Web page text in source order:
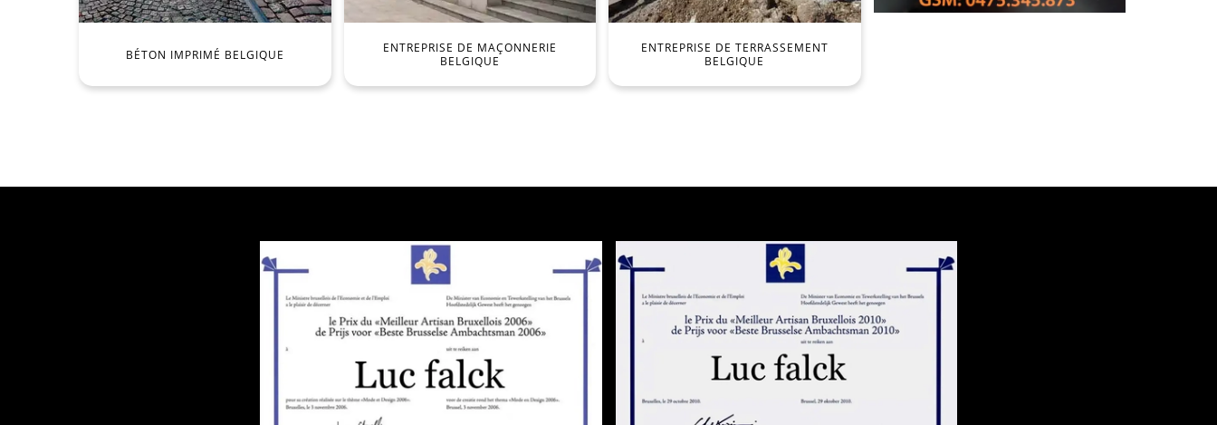
BÉTON IMPRIMÉ BELGIQUE
ENTREPRISE DE MAÇONNERIE
BELGIQUE
ENTREPRISE DE TERRASSEMENT
BELGIQUE